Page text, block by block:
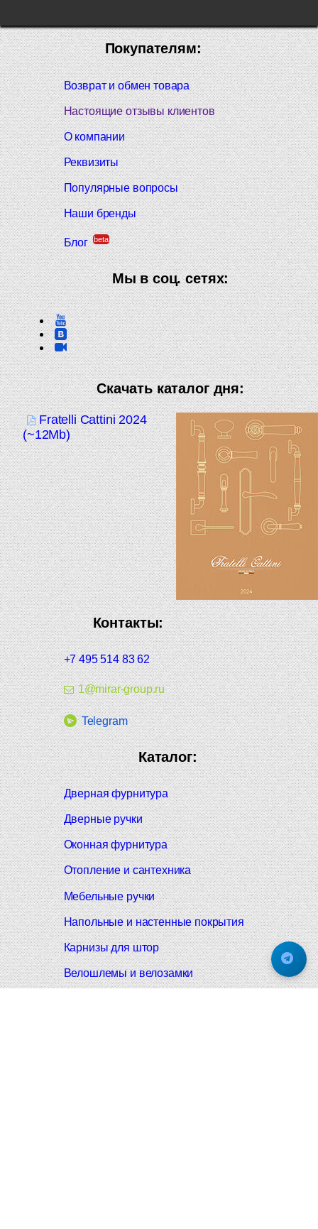
Покупателям:
Возврат и обмен товара
Настоящие отзывы клиентов
О компании
Реквизиты
Популярные вопросы
Наши бренды
Блог beta
Мы в соц. сетях:
Скачать каталог дня:
Fratelli Cattini 2024
(~12Mb)
Контакты:
+7 495 514 83 62
1@mirar-group.ru
Telegram
Каталог:
Дверная фурнитура
Дверные ручки
Оконная фурнитура
Отопление и сантехника
Мебельные ручки
Напольные и настенные покрытия
Карнизы для штор
Велошлемы и велозамки